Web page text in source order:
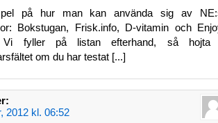
på hur man kan använda sig av
Bokstugan, Frisk.info, D-vitamin och
Vi fyller på listan efterhand, så
om du har testat [...]
2012 kl. 06:52